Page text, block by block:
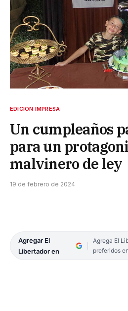
EDICIÓN IMPRESA
Un cumpleaños
para un
malvinero de ley
19 de febrero de 2024
Agregar El
Libertador en
Agrega El
preferidos